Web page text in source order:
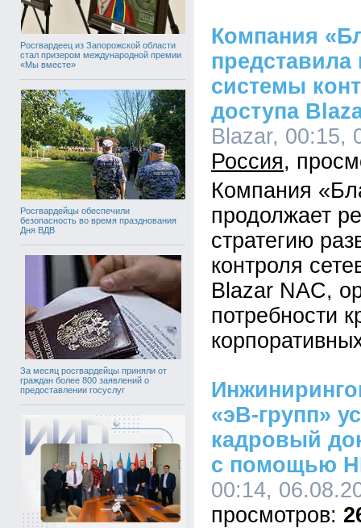
Росгвардеец из Запорожской области
стал призером международной премии
«Мы вместе»
Росгвардейцы обеспечили
безопасность во время празднования
Дня ВДВ
За месяц росгвардейцы приняли от
граждан более 800 заявлений о
предоставлении госуслуг
Компания
системы
доступа
Blazar, 00:15,
Россия
Компания
продолжает
стратегию
контроля
Blazar NAC,
потребности
«эВ-групп»
кадровый
с помощью
00:14,